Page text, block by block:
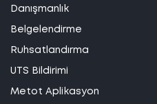
Danışmanlık
Belgelendirme
Ruhsatlandırma
UTS Bildirimi
Metot Aplikasyon